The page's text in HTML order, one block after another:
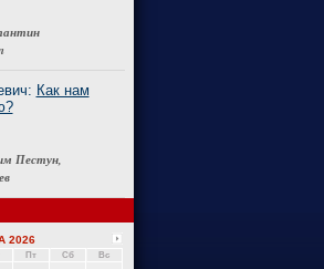
Как нам
Пестун,
2026
Пт Сб Вс